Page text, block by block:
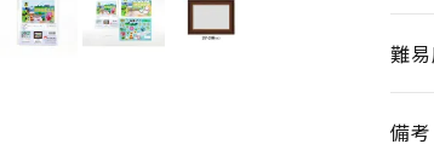
難
備考